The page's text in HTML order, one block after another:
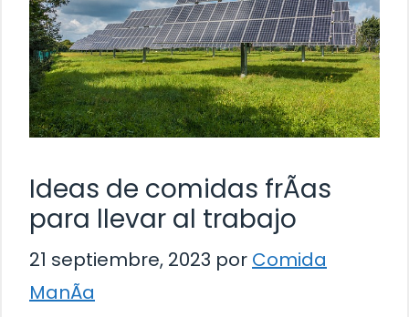
Ideas de comidas frÃ­as
para llevar al trabajo
21 septiembre, 2023 por Comida
ManÃ­a